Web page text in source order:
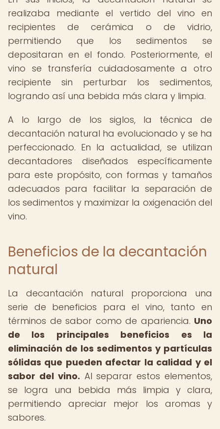
realizaba mediante el vertido del vino en
recipientes de cerámica o de vidrio,
permitiendo que los sedimentos se
depositaran en el fondo. Posteriormente, el
vino se transfería cuidadosamente a otro
recipiente sin perturbar los sedimentos,
logrando así una bebida más clara y limpia.
A lo largo de los siglos, la técnica de
decantación natural ha evolucionado y se ha
perfeccionado. En la actualidad, se utilizan
decantadores diseñados específicamente
para este propósito, con formas y tamaños
adecuados para facilitar la separación de
los sedimentos y maximizar la oxigenación del
vino.
Beneficios de la decantación
natural
La decantación natural proporciona una
serie de beneficios para el vino, tanto en
términos de sabor como de apariencia. Uno
de los principales beneficios es la
eliminación de los sedimentos y partículas
sólidas que pueden afectar la calidad y el
sabor del vino. Al separar estos elementos,
se logra una bebida más limpia y clara,
permitiendo apreciar mejor los aromas y
sabores.